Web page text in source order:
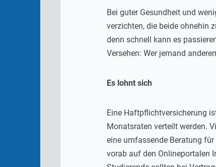
Bei guter Gesundheit und
verzichten, die beide ohnehin
denn schnell kann es
Versehen: Wer jemand
Es lohnt sich
Eine Haftpflichtversicherung
Monatsraten verteilt werden.
eine umfassende Beratung
vorab auf den Onlineportalen